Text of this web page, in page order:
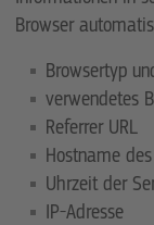
Browser
Browsertyp
verwendetes
Referrer URL
Hostname
Uhrzeit der
IP-Adresse